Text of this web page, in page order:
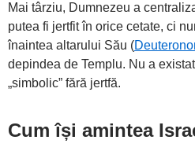
Mai târziu, Dumnezeu a
putea fi jertfit în orice cetate, ci
înaintea altarului Său (
depindea de Templu. Nu a
„simbolic” fără jertfă.
Cum își amintea